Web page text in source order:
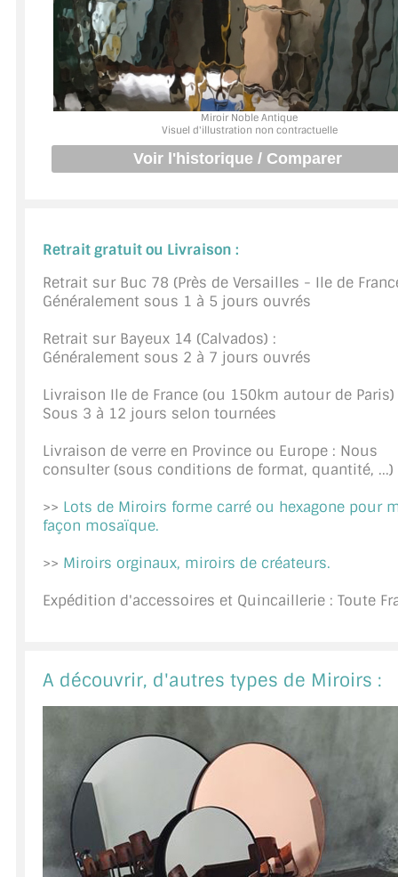
JOINTS D'ÉTANCHÉITÉS
FIXATION GARDES CORPS
SYSTÈMES PIVOTANTS
SYSTÈMES COULISSANTS
NUANCIER RAL
COMMENT COUPER DU VERRE ?
CONSEILS / AIDE
A PROPOS DE LA LIVRAISON
COMPTE PRO
MON PANIER
Miroir Noble Antique
Visuel d'illustration non contractuelle
Retrait gratuit ou Livraison :
Retrait sur Buc 78 (Près de Versailles - Ile de
Généralement sous 1 à 5 jours ouvrés
Retrait sur Bayeux 14 (Calvados) :
Généralement sous 2 à 7 jours ouvrés
Livraison Ile de France (ou 150km autour de Paris)
Sous 3 à 12 jours selon tournées
Livraison de verre en Province ou Europe : Nous
consulter (sous conditions de format, quantité, ...)
>> Lots de Miroirs forme carré ou hexagone pour
façon mosaïque.
>> Miroirs orginaux, miroirs de créateurs.
Expédition d'accessoires et Quincaillerie : Toute
A découvrir, d'autres types de Miroirs :